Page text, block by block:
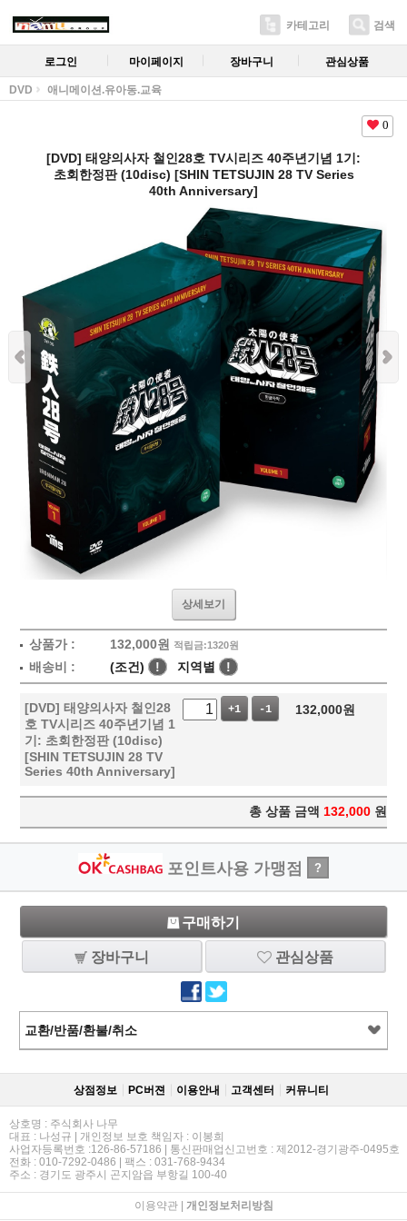
카테고리 검색
로그인 마이페이지 장바구니 관심상품
DVD 애니메이션.유아동.교육
0
[DVD] 태양의사자 철인28호 TV시리즈 40주년기념 1기:
초회한정판 (10disc) [SHIN TETSUJIN 28 TV Series
40th Anniversary]
상세보기
상품가 : 132,000원 적립금:1320원
배송비 : (조건) ! 지역별 !
[DVD] 태양의사자 철인28
호 TV시리즈 40주년기념 1
기: 초회한정판 (10disc)
[SHIN TETSUJIN 28 TV
Series 40th Anniversary]
+1 -1 132,000원
총 상품 금액 132,000 원
포인트사용 가맹점 ?
구매하기
장바구니 관심상품
교환/반품/환불/취소
상점정보 PC버젼 이용안내 고객센터 커뮤니티
상호명 : 주식회사 나무
대표 : 나성규 | 개인정보 보호 책임자 : 이봉희
사업자등록번호 :126-86-57186 | 통신판매업신고번호 : 제2012-경기광주-0495호
전화 : 010-7292-0486 | 팩스 : 031-768-9434
주소 : 경기도 광주시 곤지암읍 부항길 100-40
이용약관| 개인정보처리방침